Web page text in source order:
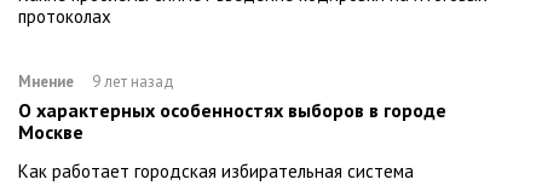
протоколах
Мнение 9 лет назад
О характерных особенностях выборов в городе
Москве
Как работает городская избирательная система